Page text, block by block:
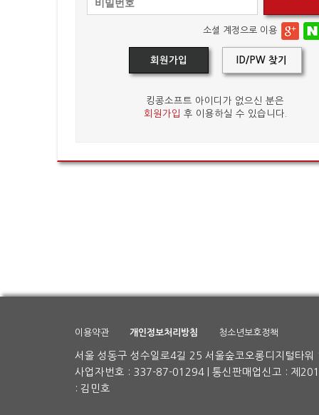
소셜 계정으로 이용
회원가입 ID/PW 찾기
킹콩소프트 아이디가 없으신 분은
회원가입 후 이용하실 수 있습니다.
이용약관 개인정보처리방침 청소년보호정책
서울 성동구 성수일로4길 25 서울숲코오롱디지털타
사업자번호 : 337-87-01294 | 통신판매업신고 : 제
: 김민호